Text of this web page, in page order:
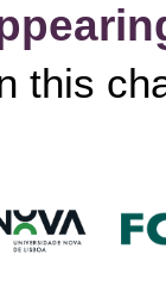
this